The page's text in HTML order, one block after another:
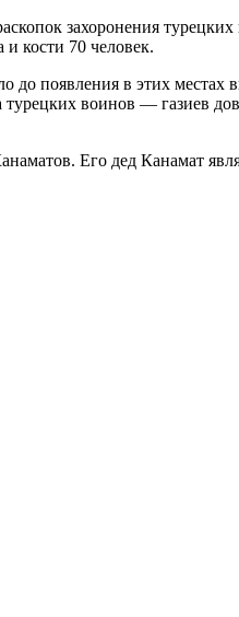
захоронения
кости 70 человек.
до появления в этих местах
воинов — газиев
Его дед Канамат